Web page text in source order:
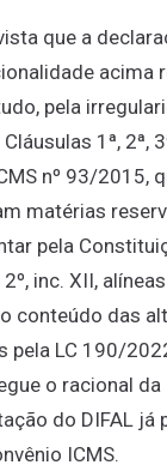
que a
acima
pela
1ª, 2ª,
nº 93/2015,
matérias
pela
inc. XII, alíneas
conteúdo das
pela LC 190/
o racional da
do DIFAL já
ICMS.